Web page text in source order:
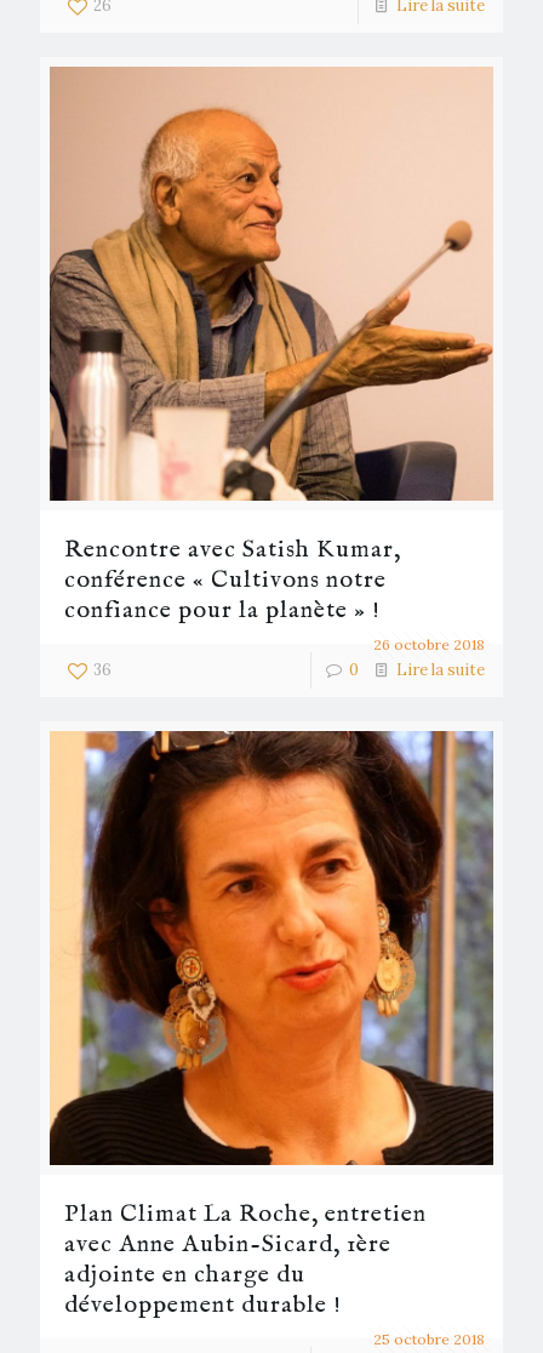
26 Lire la suite
26 octobre 2018
Rencontre avec Satish Kumar,
conférence « Cultivons notre
confiance pour la planète » !
36 0 Lire la suite
25 octobre 2018
Plan Climat La Roche, entretien
avec Anne Aubin-Sicard, 1ère
adjointe en charge du
développement durable !